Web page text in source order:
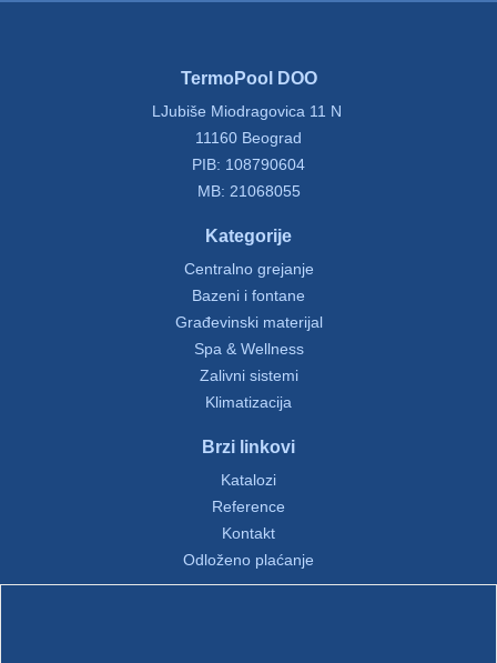
TermoPool DOO
LJubiše Miodragovica 11 N
11160 Beograd
PIB: 108790604
MB: 21068055
Kategorije
Centralno grejanje
Bazeni i fontane
Građevinski materijal
Spa & Wellness
Zalivni sistemi
Klimatizacija
Brzi linkovi
Katalozi
Reference
Kontakt
Odloženo plaćanje